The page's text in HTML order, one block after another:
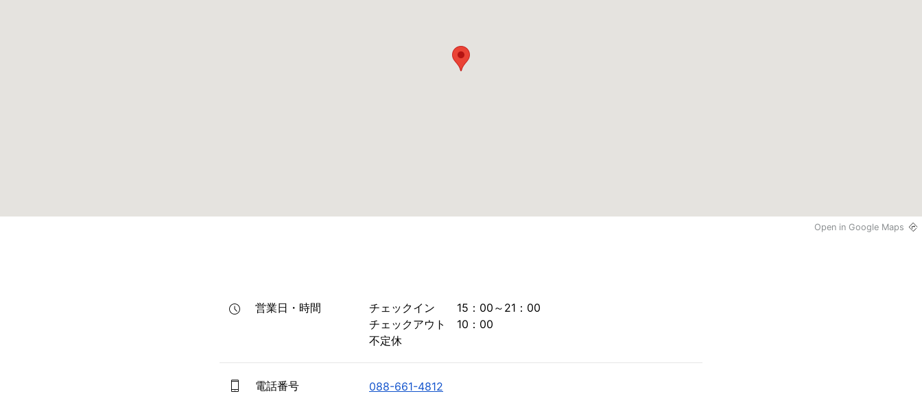
Open in Google Maps
営業日・時間
チェックイン　　15：00～21：00
チェックアウト　10：00
不定休
電話番号 088-661-4812